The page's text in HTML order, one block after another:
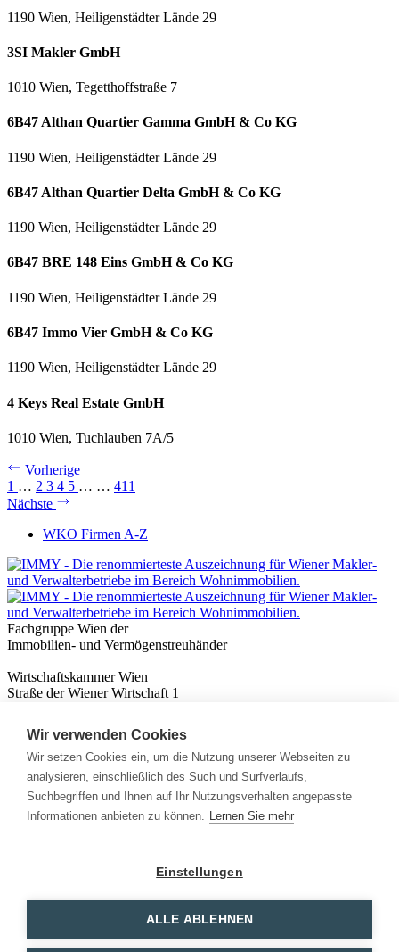
1190 Wien, Heiligenstädter Lände 29
3SI Makler GmbH
1010 Wien, Tegetthoffstraße 7
6B47 Althan Quartier Gamma GmbH & Co KG
1190 Wien, Heiligenstädter Lände 29
6B47 Althan Quartier Delta GmbH & Co KG
1190 Wien, Heiligenstädter Lände 29
6B47 BRE 148 Eins GmbH & Co KG
1190 Wien, Heiligenstädter Lände 29
6B47 Immo Vier GmbH & Co KG
1190 Wien, Heiligenstädter Lände 29
4 Keys Real Estate GmbH
1010 Wien, Tuchlauben 7A/5
Vorherige
1 … 2 3 4 5 … … 411
Nächste
WKO Firmen A-Z
Fachgruppe Wien der
Immobilien- und Vermögenstreuhänder
Wirtschaftskammer Wien
Straße der Wiener Wirtschaft 1
Nützliches
Immobilienwissen
Formulare & Rechner
Expert:innen
Info
Wir verwenden Cookies
Wir setzen Cookies ein, um die Nutzung unserer Webseiten zu
analysieren, einschließlich des Such und Surfverlaufs,
Suchbegriffen und Ihnen auf Ihr Nutzungsverhalten angepasste
Informationen anbieten zu können. Lernen Sie mehr
Einstellungen
ALLE ABLEHNEN